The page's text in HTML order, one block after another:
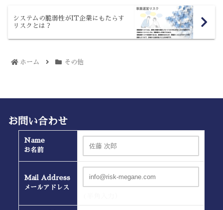
システムの脆弱性がIT企業にもたらす
リスクとは？
ホーム その他
お問い合わせ
Name
お名前
Mail Address
メールアドレス